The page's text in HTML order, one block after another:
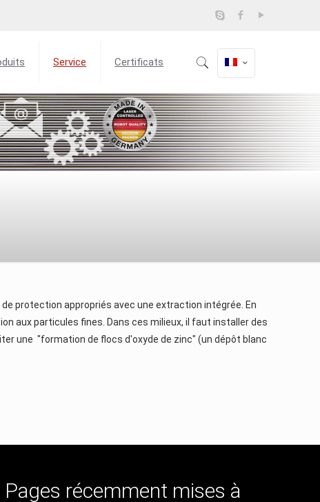
Service Certificats
protection appropriés avec une extraction intégrée. En
aux particules fines. Dans ces milieux, il faut installer des
une "formation de flocs d'oxyde de zinc" (un dépôt blanc
Pages récemment mises à